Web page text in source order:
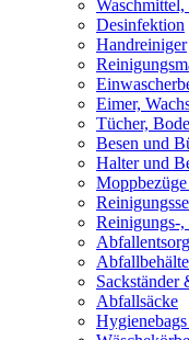
Desinfektion
Handreiniger
Eimer,
Tücher,
Besen und
Halter und
Reinigungs-,
Sackständer
Abfallsäcke